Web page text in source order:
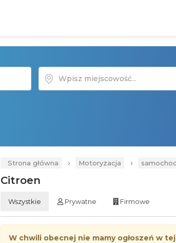
Strona główna › Motoryzacja ›
Citroen
Wszystkie Prywatne Firmowe
W chwili obecnej nie mamy ogłoszeń w